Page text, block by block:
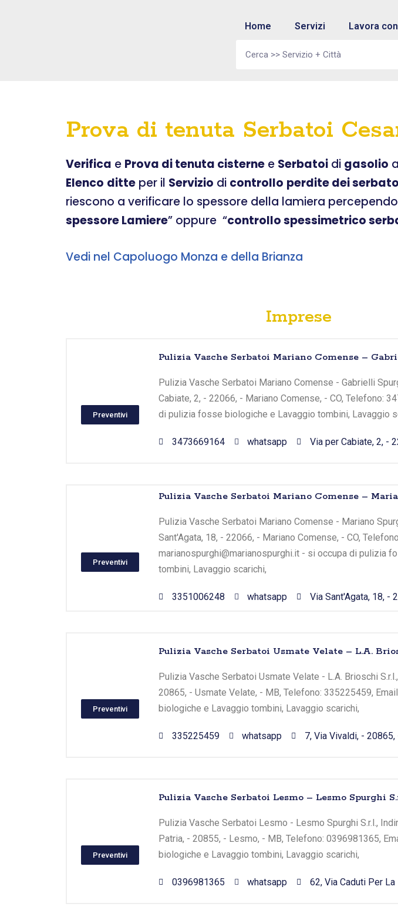
Home Servizi Lavora
Prova di tenuta Serbatoi
Verifica e Prova di tenuta cisterne e Serbatoi di gasolio a
Elenco ditte per il Servizio di controllo perdite dei
riescono a verificare lo spessore della lamiera
spessore Lamiere” oppure “controllo spessimetrico
Vedi nel Capoluogo Monza e della Brianza
Imprese
Preventivi
Pulizia Vasche Serbatoi Mariano Comense –
Pulizia Vasche Serbatoi Mariano Comense - Gabrielli
Cabiate, 2, - 22066, - Mariano Comense, - CO, Telefono:
di pulizia fosse biologiche e Lavaggio tombini, Lavaggio
3473669164 whatsapp Via per Cabiate, 2, -
Preventivi
Pulizia Vasche Serbatoi Mariano Comense –
Pulizia Vasche Serbatoi Mariano Comense - Mariano
Sant'Agata, 18, - 22066, - Mariano Comense, - CO,
marianospurghi@marianospurghi.it - si occupa di pulizia
tombini, Lavaggio scarichi,
3351006248 whatsapp Via Sant'Agata, 18, -
Preventivi
Pulizia Vasche Serbatoi Usmate Velate – L.A.
Pulizia Vasche Serbatoi Usmate Velate - L.A. Brioschi
20865, - Usmate Velate, - MB, Telefono: 335225459,
biologiche e Lavaggio tombini, Lavaggio scarichi,
335225459 whatsapp 7, Via Vivaldi, -
Preventivi
Pulizia Vasche Serbatoi Lesmo – Lesmo Spurghi
Pulizia Vasche Serbatoi Lesmo - Lesmo Spurghi S.r.l.,
Patria, - 20855, - Lesmo, - MB, Telefono: 0396981365,
biologiche e Lavaggio tombini, Lavaggio scarichi,
0396981365 whatsapp 62, Via Caduti Per